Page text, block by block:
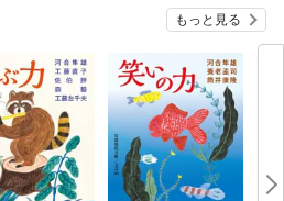
もっと見る